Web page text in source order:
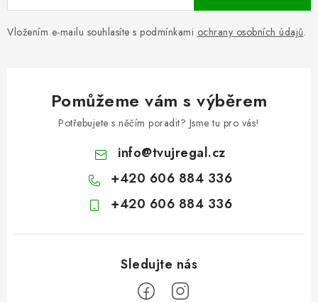
Vložením e-mailu souhlasíte s podmínkami ochrany osobních údajů.
Pomůžeme vám s výběrem
Potřebujete s něčím poradit? Jsme tu pro vás!
info@tvujregal.cz
+420 606 884 336
+420 606 884 336